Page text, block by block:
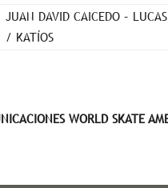
JUAN DAVID CAICEDO – LUCAS
/ KATÍOS
WORLD SKATE